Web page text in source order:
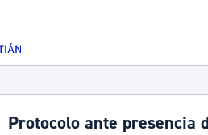
Protocolo ante presencia